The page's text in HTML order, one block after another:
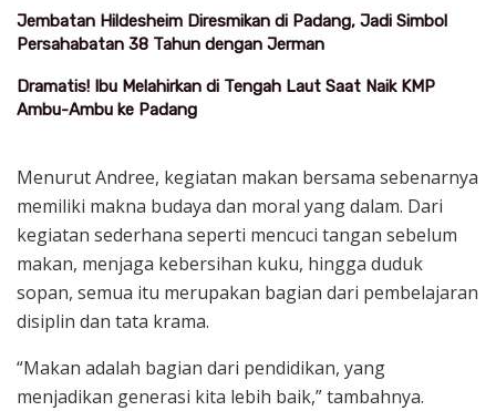
Jembatan Hildesheim Diresmikan di Padang, Jadi Simbol
Persahabatan 38 Tahun dengan Jerman
Dramatis! Ibu Melahirkan di Tengah Laut Saat Naik KMP
Ambu-Ambu ke Padang
Menurut Andree, kegiatan makan bersama sebenarnya
memiliki makna budaya dan moral yang dalam. Dari
kegiatan sederhana seperti mencuci tangan sebelum
makan, menjaga kebersihan kuku, hingga duduk
sopan, semua itu merupakan bagian dari pembelajaran
disiplin dan tata krama.
“Makan adalah bagian dari pendidikan, yang
menjadikan generasi kita lebih baik,” tambahnya.